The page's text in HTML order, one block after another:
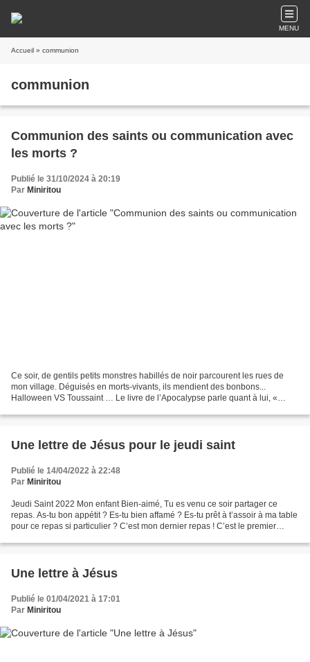
MENU
Accueil » communion
communion
Communion des saints ou communication avec
les morts ?
Publié le 31/10/2024 à 20:19
Par Miniritou
Ce soir, de gentils petits monstres habillés de noir parcourent les rues de
mon village. Déguisés en morts-vivants, ils mendient des bonbons...
Halloween VS Toussaint … Le livre de l’Apocalypse parle quant à lui, «
Une lettre de Jésus pour le jeudi saint
Publié le 14/04/2022 à 22:48
Par Miniritou
Jeudi Saint 2022 Mon enfant Bien-aimé, Tu es venu ce soir partager ce
repas. As-tu bon appétit ? Es-tu bien affamé ? Es-tu prêt à t’assoir à ma table
pour ce repas si particulier ? C’est mon dernier repas ! C’est le premier
Une lettre à Jésus
Publié le 01/04/2021 à 17:01
Par Miniritou